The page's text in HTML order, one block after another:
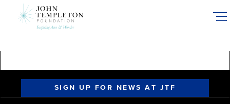
SIGN UP FOR NEWS AT JTF